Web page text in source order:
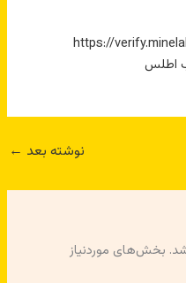
https://
اطلس
نوشته بعد ←
بخش‌های موردنیاز